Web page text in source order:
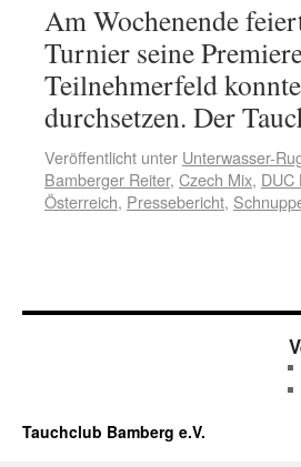
Am Wochenende
Turnier seine
Teilnehmerfeld
durchsetzen. Der
Veröffentlicht unter Unterwasser-
Bamberger Reiter, Czech Mix, DUC
Österreich, Pressebericht,
Tauchclub Bamberg e.V.